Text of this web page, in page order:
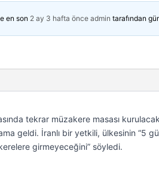
en son 2 ay 3 hafta önce admin tarafından
tekrar müzakere masası kurulacak
geldi. İranlı bir yetkili, ülkesinin “5
girmeyeceğini” söyledi.